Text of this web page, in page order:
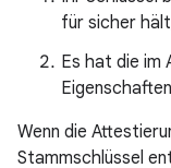
für sicher
Es hat die im
Wenn die
Stammschlüssel